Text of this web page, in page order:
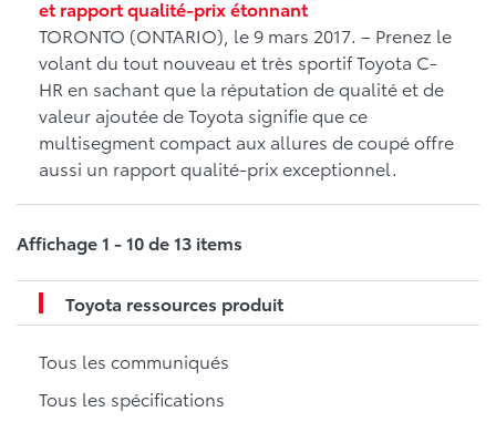
et rapport qualité-prix étonnant
TORONTO (ONTARIO), le 9 mars 2017. – Prenez le
volant du tout nouveau et très sportif Toyota C-
HR en sachant que la réputation de qualité et de
valeur ajoutée de Toyota signifie que ce
multisegment compact aux allures de coupé offre
aussi un rapport qualité-prix exceptionnel.
Affichage 1 - 10 de 13 items
Toyota ressources produit
Tous les communiqués
Tous les spécifications